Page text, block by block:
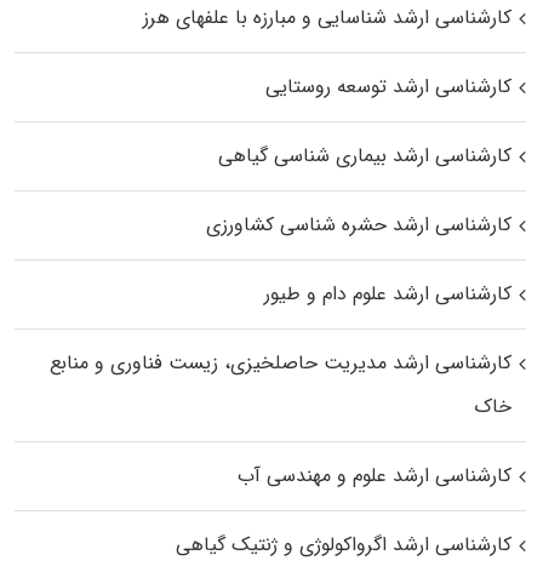
کارشناسی ارشد شناسایی و مبارزه با علفهای هرز
کارشناسی ارشد توسعه روستایی
کارشناسی ارشد بیماری‌ شناسی گیاهی
کارشناسی ارشد حشره‌ شناسی کشاورزی
کارشناسی ارشد علوم دام و طیور
کارشناسی ارشد مدیریت حاصلخیزی، زیست فناوری و منابع
خاک
کارشناسی ارشد علوم و مهندسی آب
کارشناسی ارشد اگرواکولوژی و ژنتیک گیاهی